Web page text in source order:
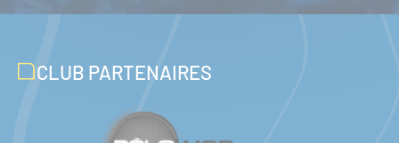
CLUB PARTENAIRES